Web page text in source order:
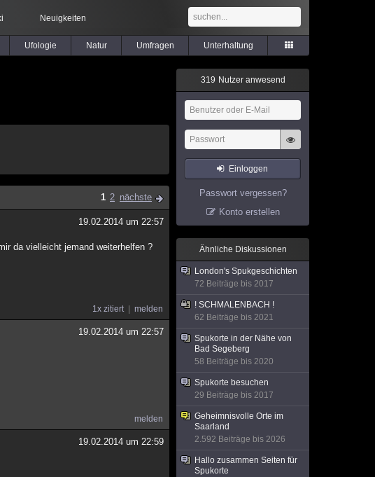
Neuigkeiten
Ufologie Natur Umfragen Unterhaltung
1 2 nächste
19.02.2014 um 22:57
da vielleicht jemand weiterhelfen ?
1x zitiert melden
19.02.2014 um 22:57
melden
19.02.2014 um 22:59
319 Nutzer anwesend
Einloggen
Passwort vergessen?
Konto erstellen
Ähnliche Diskussionen
London's Spukgeschichten
72 Beiträge bis 2017
! SCHMALENBACH !
62 Beiträge bis 2021
Spukorte in der Nähe von
Bad Segeberg
58 Beiträge bis 2020
Spukorte besuchen
29 Beiträge bis 2017
Geheimnisvolle Orte im
Saarland
2.592 Beiträge bis 2026
Hallo zusammen Seiten für
Spukorte